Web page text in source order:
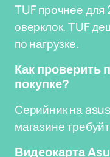
TUF прочнее для
оверклок. TUF
по нагрузке.
Как проверить
покупке?
Серийник на
магазине
Видеокарта